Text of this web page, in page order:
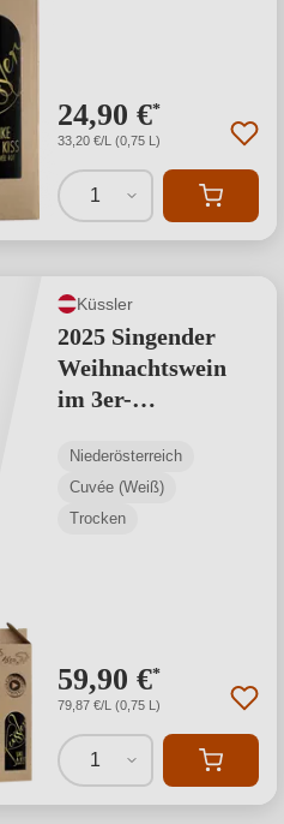
24,90 €*
33,20 €/L (0,75 L)
1
Küssler
2025 Singender
Weihnachtswein
im 3er-
weiß
Niederösterreich
Cuvée (Weiß)
Trocken
59,90 €*
79,87 €/L (0,75 L)
1